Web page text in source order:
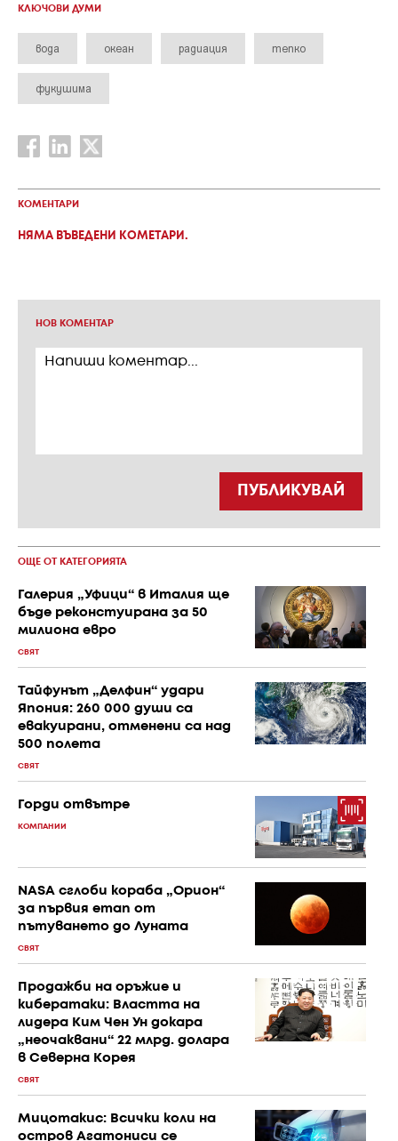
КЛЮЧОВИ ДУМИ
вода океан радиация тепко
фукушима
КОМЕНТАРИ
НЯМА ВЪВЕДЕНИ КОМЕТАРИ.
НОВ КОМЕНТАР
ПУБЛИКУВАЙ
ОЩЕ ОТ КАТЕГОРИЯТА
Галерия „Уфици“ в Италия ще
бъде реконстуирана за 50
милиона евро
СВЯТ
Тайфунът „Делфин“ удари
Япония: 260 000 души са
евакуирани, отменени са над
500 полета
СВЯТ
Горди отвътре
КОМПАНИИ
NASA сглоби кораба „Орион“
за първия етап от
пътуването до Луната
СВЯТ
Продажби на оръжие и
кибератаки: Властта на
лидера Ким Чен Ун докара
„неочаквани“ 22 млрд. долара
в Северна Корея
СВЯТ
Мицотакис: Всички коли на
остров Агатониси се